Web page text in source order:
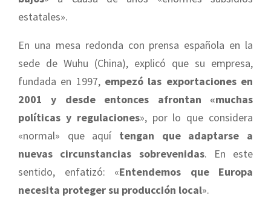
estatales».
En una mesa redonda con prensa española en la
sede de Wuhu (China), explicó que su empresa,
fundada en 1997,empezó las exportaciones en
2001 y desde entonces afrontan «muchas
políticas y regulaciones», por lo que considera
«normal» que aquí tengan que adaptarse a
nuevas circunstancias sobrevenidas. En este
sentido, enfatizó: «Entendemos que Europa
necesita proteger su producción local».